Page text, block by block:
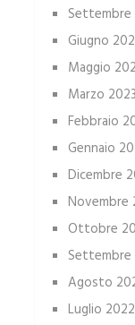
Settembre
Giugno
Maggio
Marzo 2023
Febbraio
Gennaio
Dicembre
Novembre
Ottobre
Settembre
Agosto
Luglio 2022